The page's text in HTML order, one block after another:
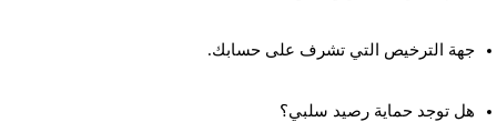
جهة الترخيص التي تشرف على حسابك.
هل توجد حماية رصيد سلبي؟